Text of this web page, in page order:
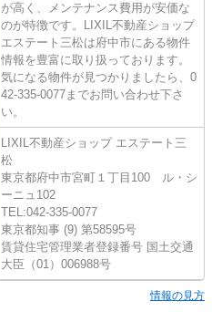
が高く、メンテナンス費用が安価な
のが特徴です。LIXIL不動産ショップ
エステート三松は府中市にある物件
情報を豊富に取り扱っております。
気になる物件が見つかりましたら、0
42-335-0077までお問い合わせ下さ
い。
LIXIL不動産ショップ エステート三
松
東京都府中市宮町１丁目100 ル・シ
ーニュ102
TEL:042-335-0077
東京都知事 (9) 第58595号
賃貸住宅管理業者登録番号 国土交通
大臣（01）006988号
情報の見方